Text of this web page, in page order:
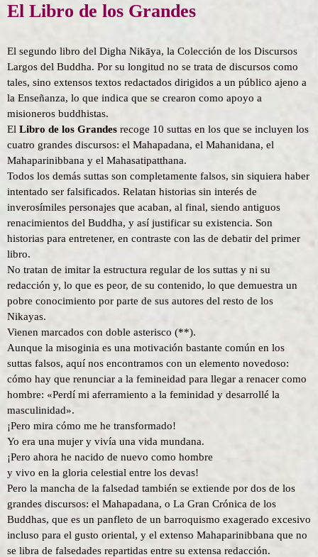
El Libro de los Grandes
El segundo libro del Digha Nikāya, la Colección de los Discursos
Largos del Buddha. Por su longitud no se trata de discursos como
tales, sino extensos textos redactados dirigidos a un público ajeno a
la Enseñanza, lo que indica que se crearon como apoyo a
misioneros buddhistas.
El Libro de los Grandes recoge 10 suttas en los que se incluyen los
cuatro grandes discursos: el Mahapadana, el Mahanidana, el
Mahaparinibbana y el Mahasatipatthana.
Todos los demás suttas son completamente falsos, sin siquiera haber
intentado ser falsificados. Relatan historias sin interés de
inverosímiles personajes que acaban, al final, siendo antiguos
renacimientos del Buddha, y así justificar su existencia. Son
historias para entretener, en contraste con las de debatir del primer
libro.
No tratan de imitar la estructura regular de los suttas y ni su
redacción y, lo que es peor, de su contenido, lo que demuestra un
pobre conocimiento por parte de sus autores del resto de los
Nikayas.
Vienen marcados con doble asterisco (**).
Aunque la misoginia es una motivación bastante común en los
suttas falsos, aquí nos encontramos con un elemento novedoso:
cómo hay que renunciar a la femineidad para llegar a renacer como
hombre: «Perdí mi aferramiento a la feminidad y desarrollé la
masculinidad».
¡Pero mira cómo me he transformado!
Yo era una mujer y vivía una vida mundana.
¡Pero ahora he nacido de nuevo como hombre
y vivo en la gloria celestial entre los devas!
Pero la mancha de la falsedad también se extiende por dos de los
grandes discursos: el Mahapadana, o La Gran Crónica de los
Buddhas, que es un panfleto de un barroquismo exagerado excesivo
incluso para el gusto oriental, y el extenso Mahaparinibbana que no
se libra de falsedades repartidas entre su extensa redacción.